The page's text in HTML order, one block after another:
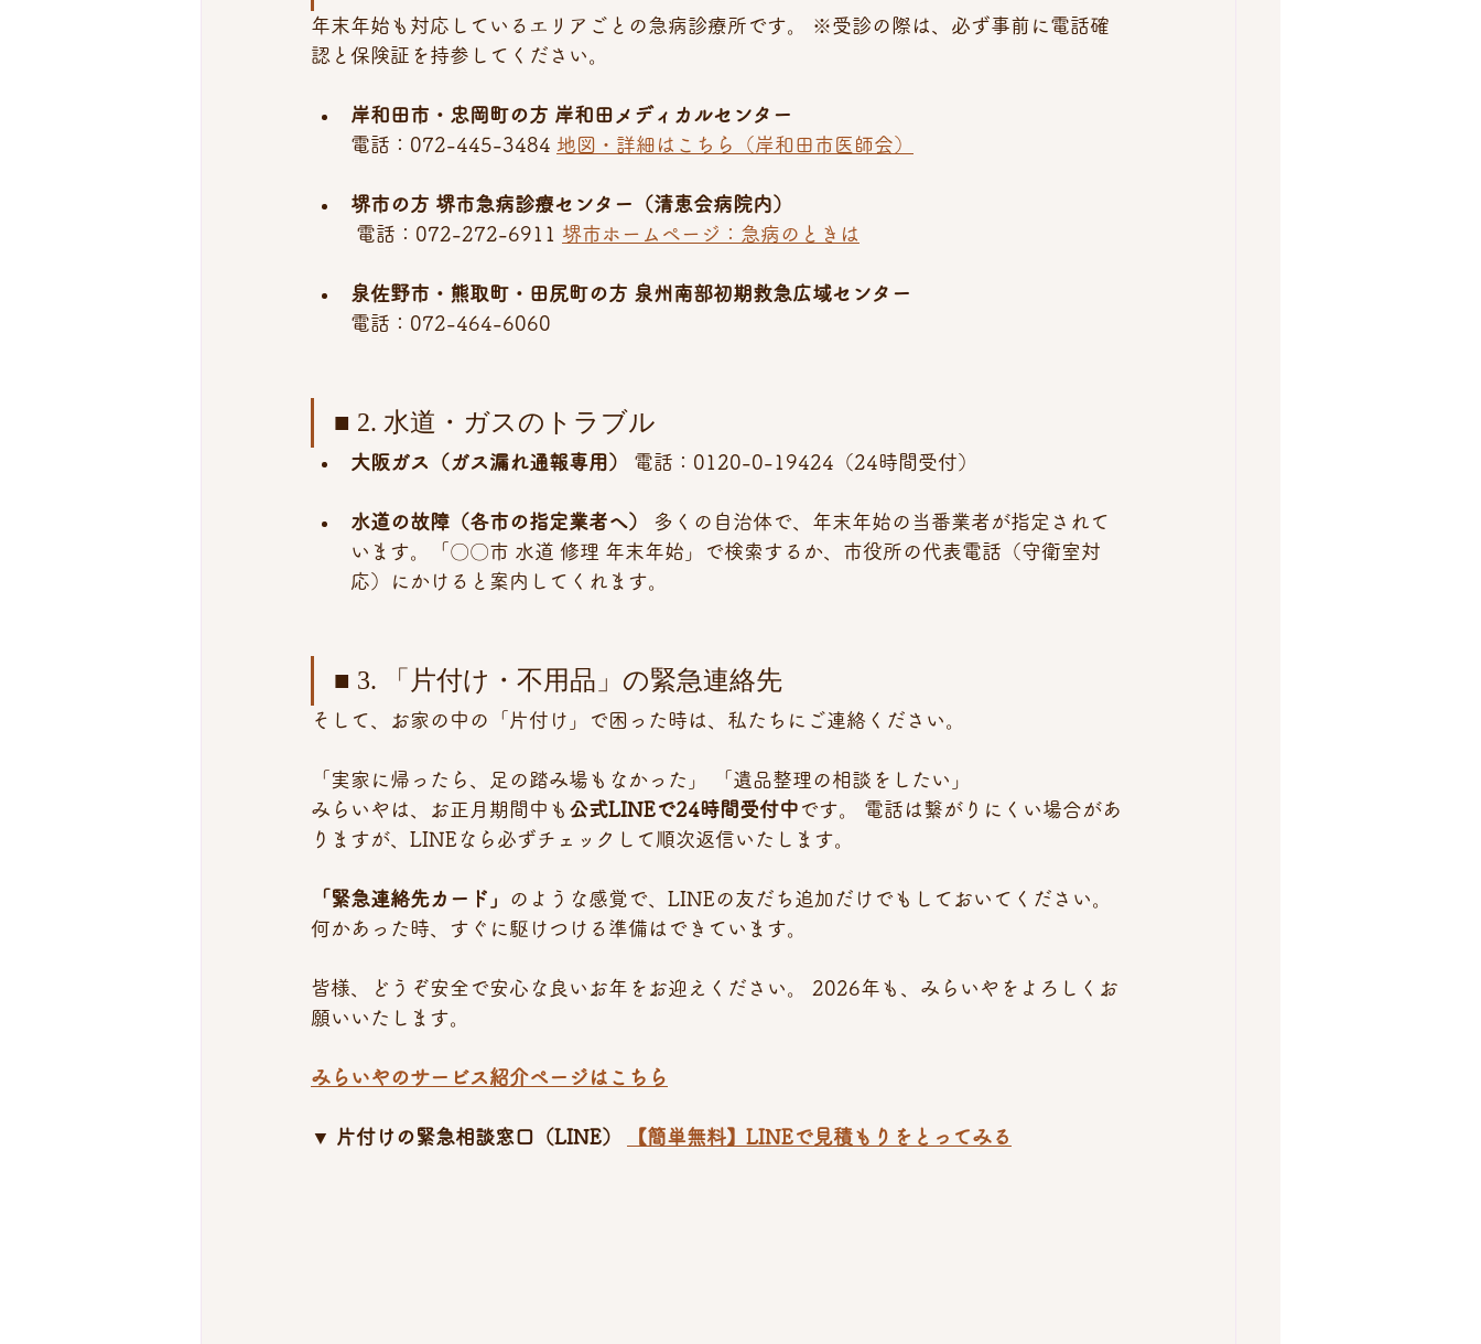
年末年始も対応しているエリアごとの急病診療所です。 ※受診の際は、必ず事前に電話確
認と保険証を持参してください。
岸和田市・忠岡町の方 岸和田メディカルセンター
電話：072-445-3484 地図・詳細はこちら（岸和田市医師会）
堺市の方 堺市急病診療センター（清恵会病院内）
電話：072-272-6911 堺市ホームページ：急病のときは
泉佐野市・熊取町・田尻町の方 泉州南部初期救急広域センター
電話：072-464-6060
■ 2. 水道・ガスのトラブル
大阪ガス（ガス漏れ通報専用） 電話：0120-0-19424（24時間受付）
水道の故障（各市の指定業者へ）
多くの自治体で、年末年始の当番業者が指定されて
います。「〇〇市 水道 修理 年末年始」で検索するか、市役所の代表電話（守衛室対
応）にかけると案内してくれます。
■ 3. 「片付け・不用品」の緊急連絡先
そして、お家の中の「片付け」で困った時は、私たちにご連絡ください。
「実家に帰ったら、足の踏み場もなかった」 「遺品整理の相談をしたい」
みらいやは、お正月期間中も 公式LINEで24時間受付中 です。 電話は繋がりにくい場合があ
りますが、LINEなら必ずチェックして順次返信いたします。
「緊急連絡先カード」
のような感覚で、LINEの友だち追加だけでもしておいてください。
何かあった時、すぐに駆けつける準備はできています。
皆様、どうぞ安全で安心な良いお年をお迎えください。 2026年も、みらいやをよろしくお
願いいたします。
みらいやのサービス紹介ページはこちら
▼ 片付けの緊急相談窓口（LINE） 【簡単無料】LINEで見積もりをとってみる